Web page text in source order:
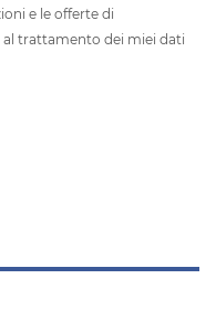
e le offerte di
trattamento dei miei dati